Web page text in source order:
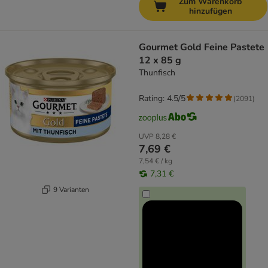
hinzufügen
9 Varianten
Gourmet Gold Feine Pastete
12 x 85 g
Thunfisch
UVP 8,28 €
7,69 €
7,54 € / kg
7,31 €
Rating: 4.5/5 (2091)